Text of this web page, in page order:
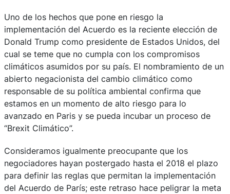
Uno de los hechos que pone en riesgo la
implementación del Acuerdo es la reciente elección de
Donald Trump como presidente de Estados Unidos, del
cual se teme que no cumpla con los compromisos
climáticos asumidos por su país. El nombramiento de un
abierto negacionista del cambio climático como
responsable de su política ambiental confirma que
estamos en un momento de alto riesgo para lo
avanzado en Paris y se pueda incubar un proceso de
“Brexit Climático”.
Consideramos igualmente preocupante que los
negociadores hayan postergado hasta el 2018 el plazo
para definir las reglas que permitan la implementación
del Acuerdo de París; este retraso hace peligrar la meta